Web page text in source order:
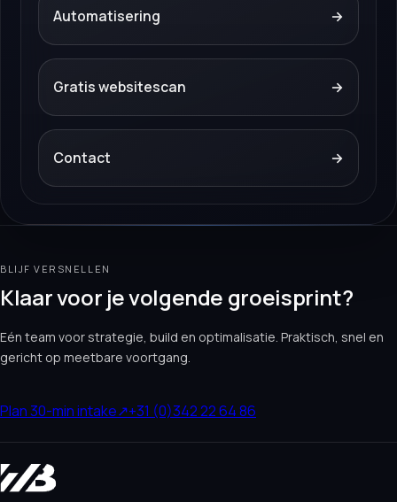
Automatisering →
Gratis websitescan →
Contact →
BLIJF VERSNELLEN
Klaar voor je volgende groeisprint?
Eén team voor strategie, build en optimalisatie. Praktisch, snel en
gericht op meetbare voortgang.
Plan 30-min intake↗+31 (0)342 22 64 86